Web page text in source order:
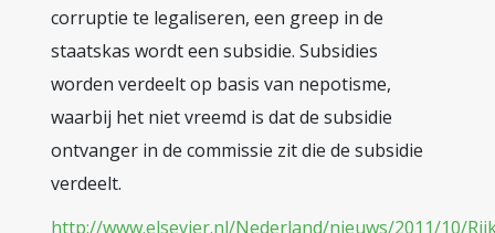
corruptie te legaliseren, een greep in de
staatskas wordt een subsidie. Subsidies
worden verdeelt op basis van nepotisme,
waarbij het niet vreemd is dat de subsidie
ontvanger in de commissie zit die de subsidie
verdeelt.
http://www.elsevier.nl/Nederland/nieuws/2011/10/